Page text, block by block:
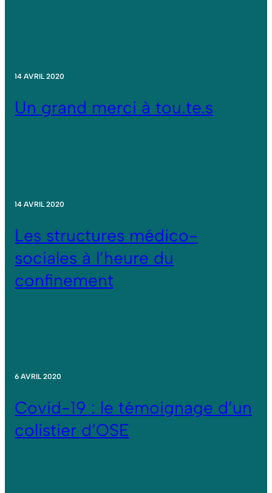
14 AVRIL 2020
Un grand merci à tou.te.s
14 AVRIL 2020
Les structures médico-
sociales à l’heure du
confinement
6 AVRIL 2020
Covid-19 : le témoignage d’un
colistier d’OSE